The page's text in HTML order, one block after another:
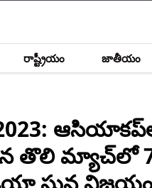
రాష్ట్రీయం జాతీయం
2023:
తొలి మ్యాచ్‌లో